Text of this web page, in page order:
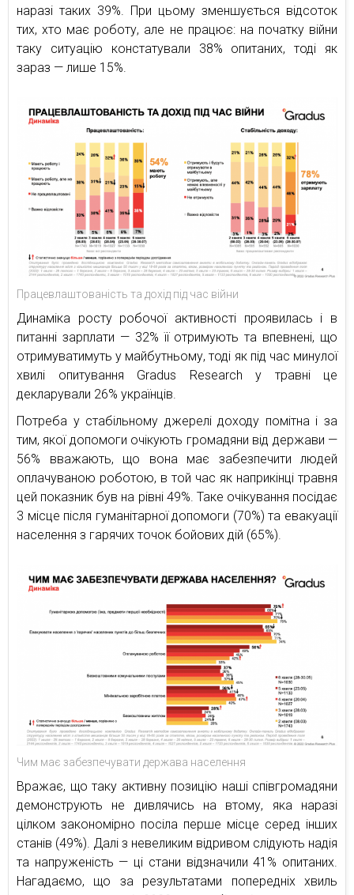
наразі таких 39%. При цьому зменшується відсоток
тих, хто має роботу, але не працює: на початку війни
таку ситуацію констатували 38% опитаних, тоді як
зараз — лише 15%.
Працевлаштованість та дохід під час війни
Динаміка росту робочої активності проявилась і в
питанні зарплати — 32% її отримують та впевнені, що
отримуватимуть у майбутньому, тоді як під час минулої
хвилі опитування Gradus Research у травні це
декларували 26% українців.
Потреба у стабільному джерелі доходу помітна і за
тим, якої допомоги очікують громадяни від держави —
56% вважають, що вона має забезпечити людей
оплачуваною роботою, в той час як наприкінці травня
цей показник був на рівні 49%. Таке очікування посідає
3 місце після гуманітарної допомоги (70%) та евакуації
населення з гарячих точок бойових дій (65%).
Чим має забезпечувати держава населення
Вражає, що таку активну позицію наші співгромадяни
демонструють не дивлячись на втому, яка наразі
цілком закономірно посіла перше місце серед інших
станів (49%). Далі з невеликим відривом слідують надія
та напруженість — ці стани відзначили 41% опитаних.
Нагадаємо, що за результатами попередніх хвиль